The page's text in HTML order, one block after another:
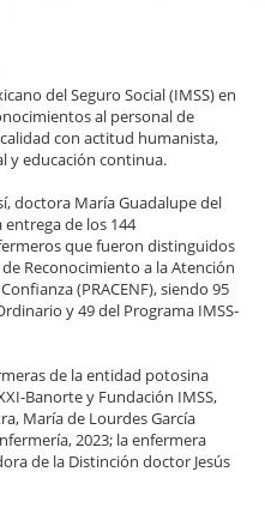
del Seguro Social (IMSS) en
al personal de
con actitud humanista,
y educación continua.
doctora María Guadalupe del
entrega de los 144
que fueron distinguidos
Reconocimiento a la Atención
(PRACENF), siendo 95
y 49 del Programa IMSS-
de la entidad potosina
Banorte y Fundación IMSS,
María de Lourdes García
2023; la enfermera
de la Distinción doctor Jesús